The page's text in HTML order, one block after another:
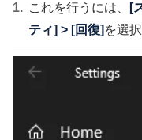
これを行うには、
[
ティ] > [回復] を選